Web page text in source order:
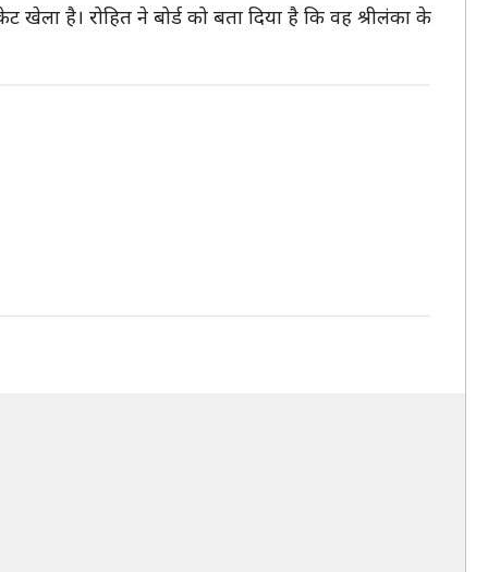
है। रोहित ने बोर्ड को बता दिया है कि वह श्रीलंका के